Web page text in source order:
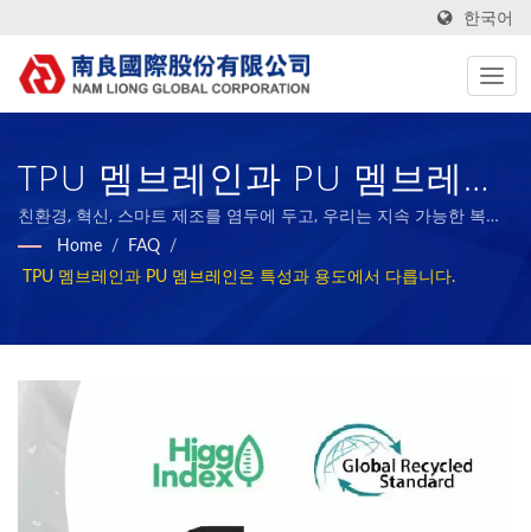
한국어
TPU 멤브레인과 PU 멤브레인
은 특성과 용도에서 다릅니다
/ ESG 보고서를 갖춘 대만 직
친환경, 혁신, 스마트 제조를 염두에 두고, 우리는 지속 가능한 복합
재료 산업의 기준이 되고, 우리의 성과를 직원들과 사회와 공유하는
것을 목표로 합니다.
Home / FAQ
/
TPU 멤브레인과 PU 멤브레인은 특성과 용도에서 다릅니다.